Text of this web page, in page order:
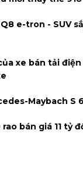
e-tron - SUV
xe bán tải điện
Maybach S
bán giá 11 tỷ